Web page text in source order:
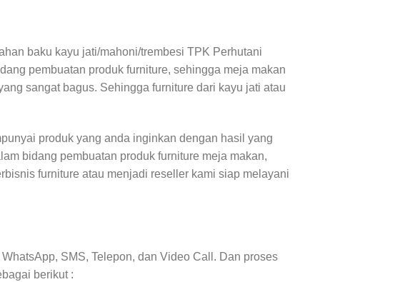
baku kayu jati/mahoni/trembesi TPK Perhutani
pembuatan produk furniture, sehingga meja makan
sangat bagus. Sehingga furniture dari kayu jati atau
produk yang anda inginkan dengan hasil yang
bidang pembuatan produk furniture meja makan,
furniture atau menjadi reseller kami siap melayani
SMS, Telepon, dan Video Call. Dan proses
berikut :